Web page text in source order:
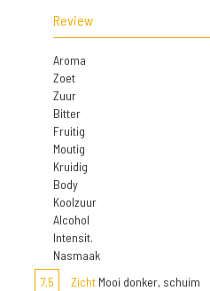
Review
Aroma
Zoet
Zuur
Bitter
Fruitig
Moutig
Kruidig
Body
Koolzuur
Alcohol
Intensit.
Nasmaak
7,5
Zicht Mooi donker, schuim